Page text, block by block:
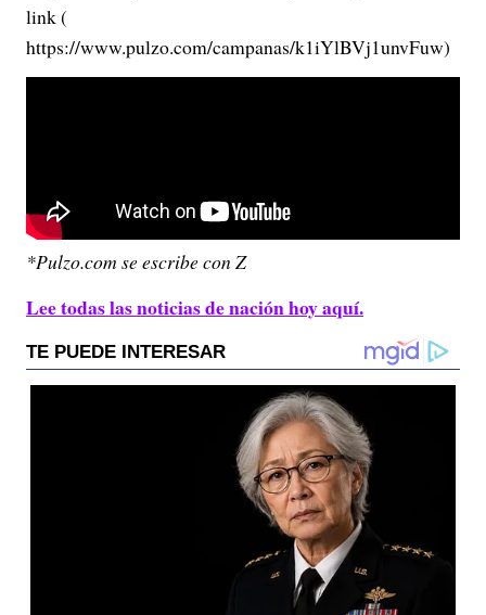
link (
https://www.pulzo.com/campanas/k1iYlBVj1unvFuw)
*Pulzo.com se escribe con Z
Lee todas las noticias de nación hoy aquí.